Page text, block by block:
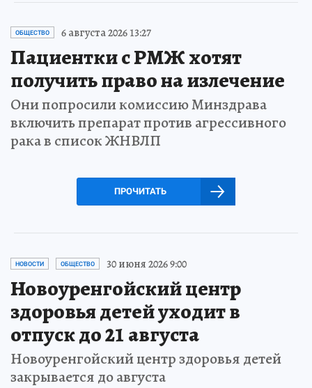
ОБЩЕСТВО 6 августа 2026 13:27
Пациентки с РМЖ хотят
получить право на излечение
Они попросили комиссию Минздрава
включить препарат против агрессивного
рака в список ЖНВЛП
ПРОЧИТАТЬ
НОВОСТИ ОБЩЕСТВО 30 июня 2026 9:00
Новоуренгойский центр
здоровья детей уходит в
отпуск до 21 августа
Новоуренгойский центр здоровья детей
закрывается до августа